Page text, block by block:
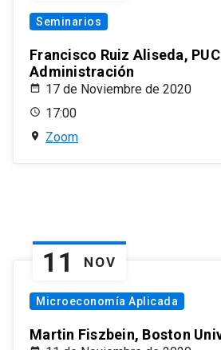
Seminarios
Francisco Ruiz Aliseda,
Administración
17 de Noviembre de 2020
17:00
Zoom
11 NOV
Microeconomía Aplicada
Martin Fiszbein, Boston